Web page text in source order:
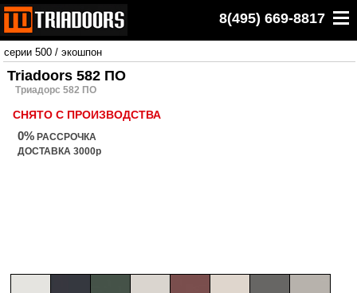
8(495) 669-8817
серии 500 / экошпон
Triadoors 582 ПО
Триадорс 582 ПО
СНЯТО С ПРОИЗВОДСТВА
0% РАССРОЧКА
ДОСТАВКА 3000р